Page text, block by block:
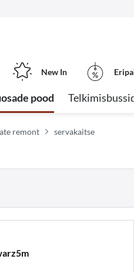
New In
pood
remont servakaitse